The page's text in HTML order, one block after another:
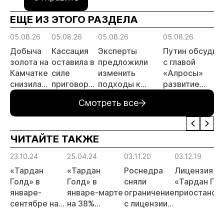
ЕЩЕ ИЗ ЭТОГО РАЗДЕЛА
05.08.26
Добыча
золота на
Камчатке
снизилась
на 20,3%
полугодии
05.08.26
Кассация
оставила в
силе
приговор
незаконной
добыче 43
кг золота и
серебра на
Урале
05.08.26
Эксперты
предложили
изменить
подходы к
россыпной
золотодобычи
на фоне
реформы
лицензирования
05.08.26
Путин обсудил
с главой
«Алросы»
развитие
золотодобычи
проектов в
Смотреть все
ЧИТАЙТЕ ТАКЖЕ
23.10.24
«Тардан
Голд» в
январе-
сентябре на
25.04.24
«Тардан
Голд» в
январе-марте
на 38%
03.11.20
Роснедра
сняли
ограничение
с лицензии
03.12.19
Лицензия
«Тардан